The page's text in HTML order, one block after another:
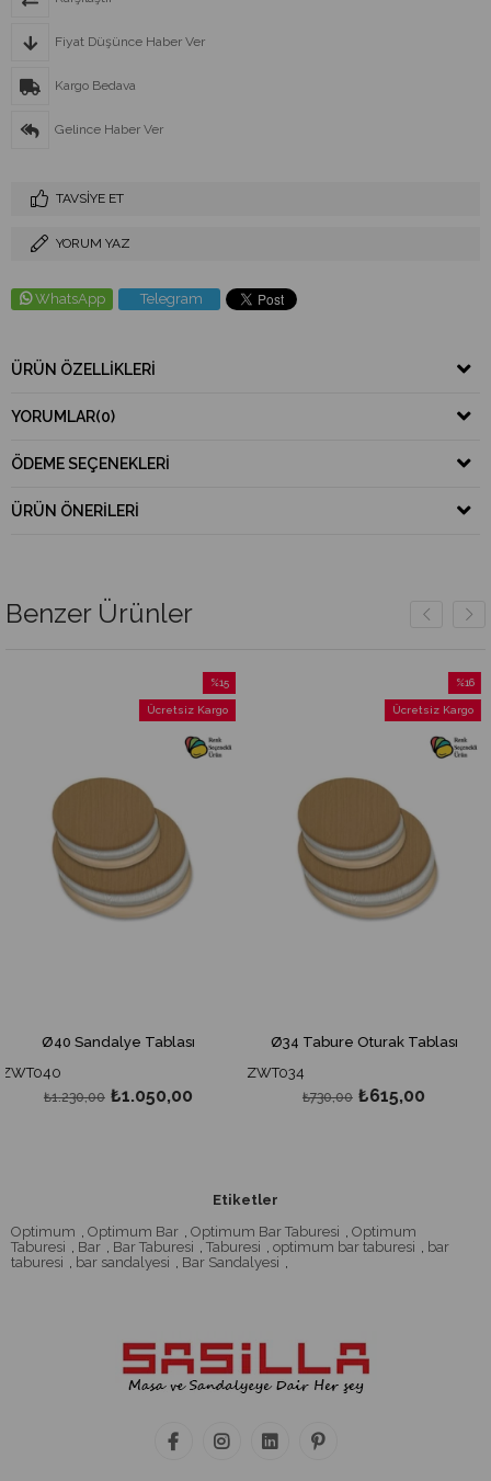
Fiyat Düşünce Haber Ver
Kargo Bedava
Gelince Haber Ver
TAVSIYE ET
YORUM YAZ
WhatsApp Telegram
ÜRÜN ÖZELLIKLERI
YORUMLAR(0)
ÖDEME SEÇENEKLERI
ÜRÜN ÖNERILERI
Benzer Ürünler
Sandalye Tablası
₺1.050,00
İndirim
Ücretsiz Kargo
Ø34 Tabure Oturak Tablası
ZWT034
₺615,00
İndirim
Ücretsiz Kargo
Ø34
Etiketler
Optimum , Optimum Bar , Optimum Bar Taburesi , Optimum
Taburesi , Bar , Bar Taburesi , Taburesi , optimum bar taburesi , bar
taburesi , bar sandalyesi , Bar Sandalyesi ,